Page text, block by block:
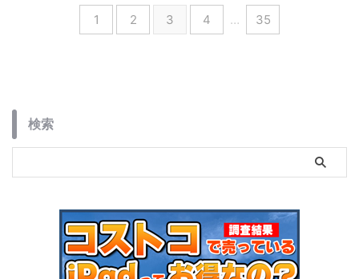
1 2 3 4 … 35
検索